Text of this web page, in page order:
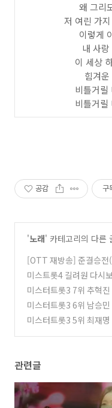
왜 그리
저 여린 가
이렇게
내 사
이 세상
힘겨
비틀거릴
비틀거릴
공감 구
'노래' 카테고리의 다른
[OTT 재방송] 준결승전
탑5 허찬미·이소나·홍성
미스트롯4 길려원 다시
호섭가요제, 창현거리노
미스터트롯3 7위 추혁
꽃, 암연, 정거장, 블랙
미스터트롯3 6위 남승
도합니다. 후, 물레야,
미스터트롯3 5위 최재
관련글